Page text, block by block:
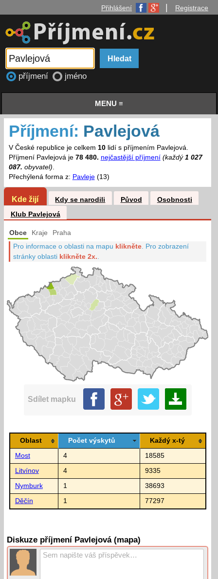
Přihlášení Registrace
příjmení jméno
MENU ≡
Příjmení: Pavlejová
V České republice je celkem 10lidí s příjmením Pavlejová.
Příjmení Pavlejová je 78 480. nejčastější příjmení (každý 1 027
087. obyvatel).
Přechýlená forma z: Pavleje(13)
Kde žijí Kdy se narodili Původ
Osobnosti
Klub Pavlejová
Obce Kraje Praha
Pro informace o oblasti na mapu klikněte Pro zobrazení
stránky oblasti klikněte 2x.
Sdílet mapku
Oblast Počet výskytů Každý x-tý
Most 4 18585
Litvínov 4 9335
Nymburk 1 38693
Děčín 1 77297
Diskuze příjmení Pavlejová (mapa)